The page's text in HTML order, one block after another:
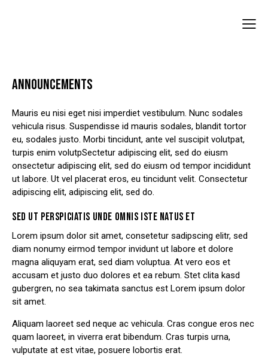
ANNOUNCEMENTS
Mauris eu nisi eget nisi imperdiet vestibulum. Nunc sodales
vehicula risus. Suspendisse id mauris sodales, blandit tortor
eu, sodales justo. Morbi tincidunt, ante vel suscipit volutpat,
turpis enim volutpSectetur adipiscing elit, sed do eiusm
onsectetur adipiscing elit, sed do eiusm od tempor incididunt
ut labore. Ut vel placerat eros, eu tincidunt velit. Consectetur
adipiscing elit, adipiscing elit, sed do.
SED UT PERSPICIATIS UNDE OMNIS ISTE NATUS ET
Lorem ipsum dolor sit amet, consetetur sadipscing elitr, sed
diam nonumy eirmod tempor invidunt ut labore et dolore
magna aliquyam erat, sed diam voluptua. At vero eos et
accusam et justo duo dolores et ea rebum. Stet clita kasd
gubergren, no sea takimata sanctus est Lorem ipsum dolor
sit amet.
Aliquam laoreet sed neque ac vehicula. Cras congue eros nec
quam laoreet, in viverra erat bibendum. Cras turpis urna,
vulputate at est vitae, posuere lobortis erat.